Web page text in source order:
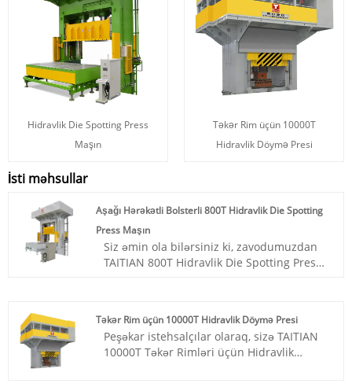
Hidravlik Die Spotting Press
Maşın
Təkər Rim üçün 10000T
Hidravlik Döymə Presi
İsti məhsullar
Aşağı Hərəkətli Bolsterli 800T Hidravlik Die Spotting
Press Maşın
Siz əmin ola bilərsiniz ki, zavodumuzdan
TAITIAN 800T Hidravlik Die Spotting Pres
Məhsul nömrəsi: TT-LM800T/LS
Ödəniş: T/T, L/C
Məhsulun mənşəyi: Çin
Təkər Rim üçün 10000T Hidravlik Döymə Presi
Peşəkar istehsalçılar olaraq, sizə TAITIAN
10000T Təkər Rimləri üçün Hidravlik